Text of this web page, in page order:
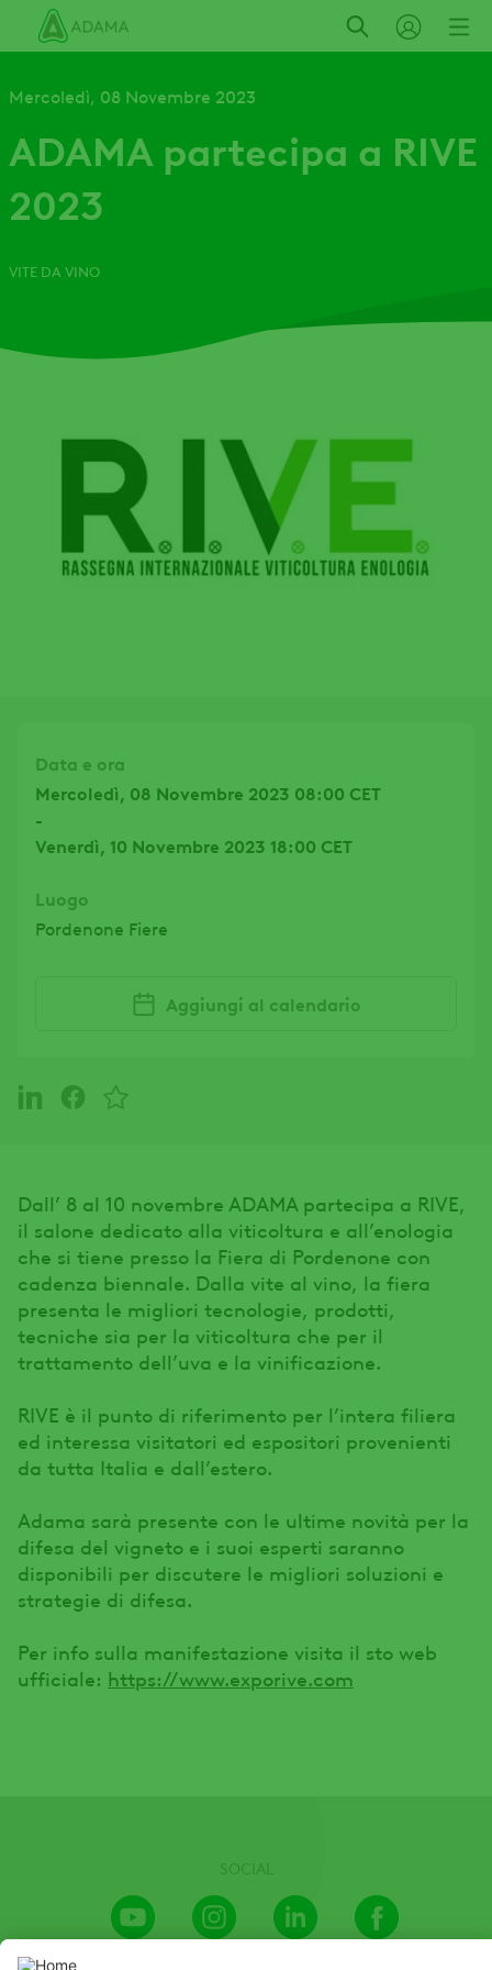
principale
Mercoledì, 08 Novembre 2023
ADAMA partecipa a RIVE
2023
VITE DA VINO
Data e ora
Mercoledì, 08 Novembre 2023 08:00 CET
-
Venerdì, 10 Novembre 2023 18:00 CET
Luogo
Pordenone Fiere
Aggiungi al calendario
Dall’ 8 al 10 novembre ADAMA partecipa a RIVE,
il salone dedicato alla viticoltura e all’enologia
che si tiene presso la Fiera di Pordenone con
cadenza biennale. Dalla vite al vino, la fiera
presenta le migliori tecnologie, prodotti,
tecniche sia per la viticoltura che per il
trattamento dell’uva e la vinificazione.
RIVE è il punto di riferimento per l’intera filiera
ed interessa visitatori ed espositori provenienti
da tutta Italia e dall’estero.
Adama sarà presente con le ultime novità per la
difesa del vigneto e i suoi esperti saranno
disponibili per discutere le migliori soluzioni e
strategie di difesa.
Per info sulla manifestazione visita il sto web
ufficiale: https://www.exporive.com
Youtube
Channel
Instagram LinkedIn